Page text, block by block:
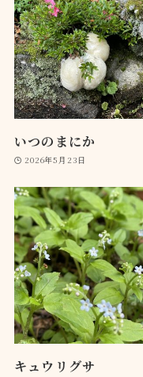
いつのまにか
2026年5月23日
キュウリグサ